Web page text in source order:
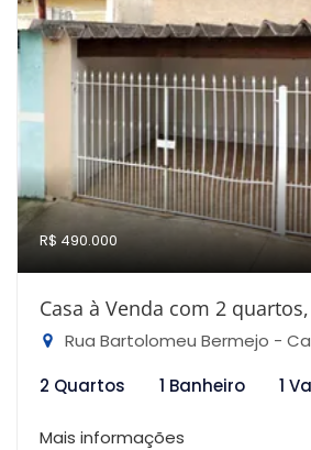
R$ 490.000
Casa à Venda com 2
Rua Bartolomeu Bermejo - Casa
2 Quartos
1 Banheiro 1
Mais informações